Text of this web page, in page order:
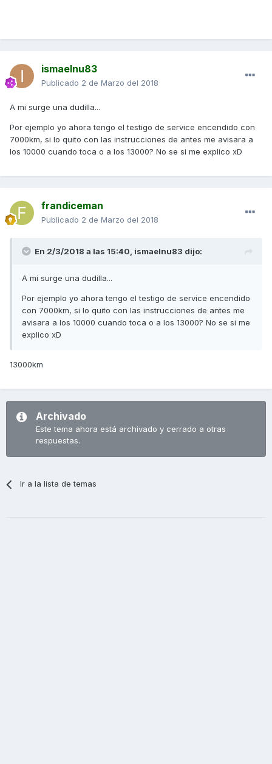
ismaelnu83
Publicado 2 de Marzo del 2018
A mi surge una dudilla...
Por ejemplo yo ahora tengo el testigo de service encendido con
7000km, si lo quito con las instrucciones de antes me avisara a
los 10000 cuando toca o a los 13000? No se si me explico xD
frandiceman
Publicado 2 de Marzo del 2018
En 2/3/2018 a las 15:40, ismaelnu83 dijo:
A mi surge una dudilla...
Por ejemplo yo ahora tengo el testigo de service encendido
con 7000km, si lo quito con las instrucciones de antes me
avisara a los 10000 cuando toca o a los 13000? No se si me
explico xD
13000km
Archivado
Este tema ahora está archivado y cerrado a otras
respuestas.
Ir a la lista de temas